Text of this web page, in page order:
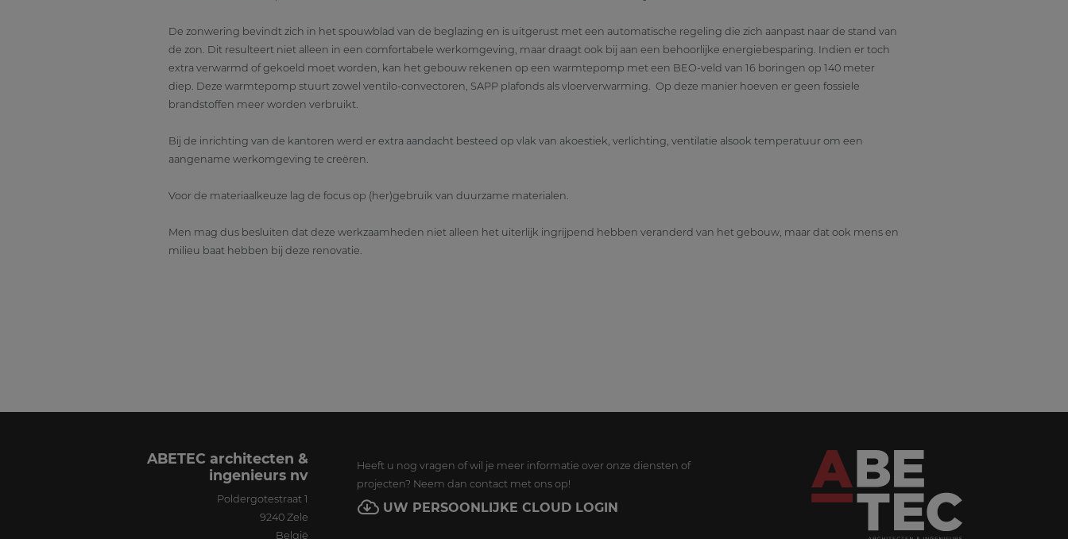
De zonwering bevindt zich in het spouwblad van de beglazing en is uitgerust met een automatische regeling die zich aanpast naar de stand van
de zon. Dit resulteert niet alleen in een comfortabele werkomgeving, maar draagt ook bij aan een behoorlijke energiebesparing. Indien er toch
extra verwarmd of gekoeld moet worden, kan het gebouw rekenen op een warmtepomp met een BEO-veld van 16 boringen op 140 meter
diep. Deze warmtepomp stuurt zowel ventilo-convectoren, SAPP plafonds als vloerverwarming. Op deze manier hoeven er geen fossiele
brandstoffen meer worden verbruikt.
Bij de inrichting van de kantoren werd er extra aandacht besteed op vlak van akoestiek, verlichting, ventilatie alsook temperatuur om een
aangename werkomgeving te creëren.
Voor de materiaalkeuze lag de focus op (her)gebruik van duurzame materialen.
Men mag dus besluiten dat deze werkzaamheden niet alleen het uiterlijk ingrijpend hebben veranderd van het gebouw, maar dat ook mens en
milieu baat hebben bij deze renovatie.
ABETEC architecten &
ingenieurs nv
Poldergotestraat 1
9240 Zele
België
Heeft u nog vragen of wil je meer informatie over onze diensten of
projecten? Neem dan contact met ons op!
UW PERSOONLIJKE CLOUD LOGIN